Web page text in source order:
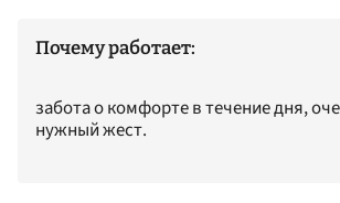
Почему работает:
забота о комфорте в течение дня,
нужный жест.